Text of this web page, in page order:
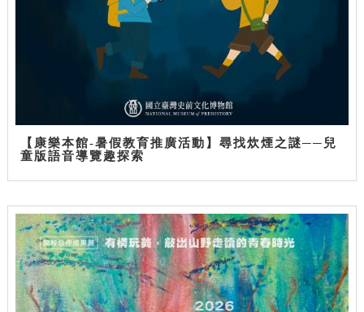
【康樂本館-暑假教育推廣活動】尋找炊煙之謎──兒
童版語音導覽趣探索